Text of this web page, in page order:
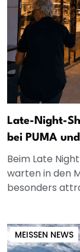
Late-Night-
bei PUMA
Beim Late
warten in den
besonders
MEISSEN NEWS